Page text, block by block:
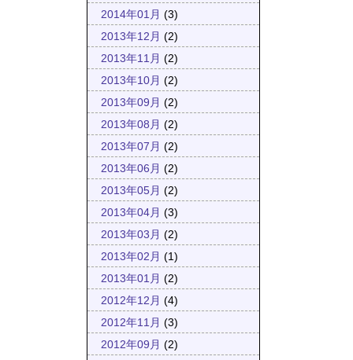
2014年01月 (3)
2013年12月 (2)
2013年11月 (2)
2013年10月 (2)
2013年09月 (2)
2013年08月 (2)
2013年07月 (2)
2013年06月 (2)
2013年05月 (2)
2013年04月 (3)
2013年03月 (2)
2013年02月 (1)
2013年01月 (2)
2012年12月 (4)
2012年11月 (3)
2012年09月 (2)